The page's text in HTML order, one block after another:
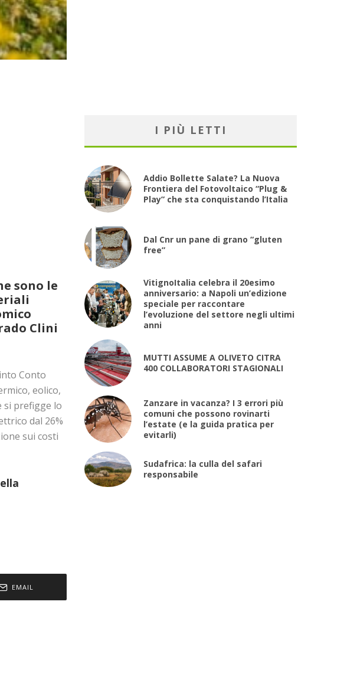
sono le
Clini
Conto
eolico,
si prefigge lo
dal 26%
sui costi
EMAIL
I PIÙ LETTI
Addio Bollette Salate? La Nuova
Frontiera del Fotovoltaico “Plug &
Play” che sta conquistando l’Italia
Dal Cnr un pane di grano “gluten
free”
VitignoItalia celebra il 20esimo
anniversario: a Napoli un’edizione
speciale per raccontare
l’evoluzione del settore negli ultimi
anni
MUTTI ASSUME A OLIVETO CITRA
400 COLLABORATORI STAGIONALI
Zanzare in vacanza? I 3 errori più
comuni che possono rovinarti
l’estate (e la guida pratica per
evitarli)
Sudafrica: la culla del safari
responsabile